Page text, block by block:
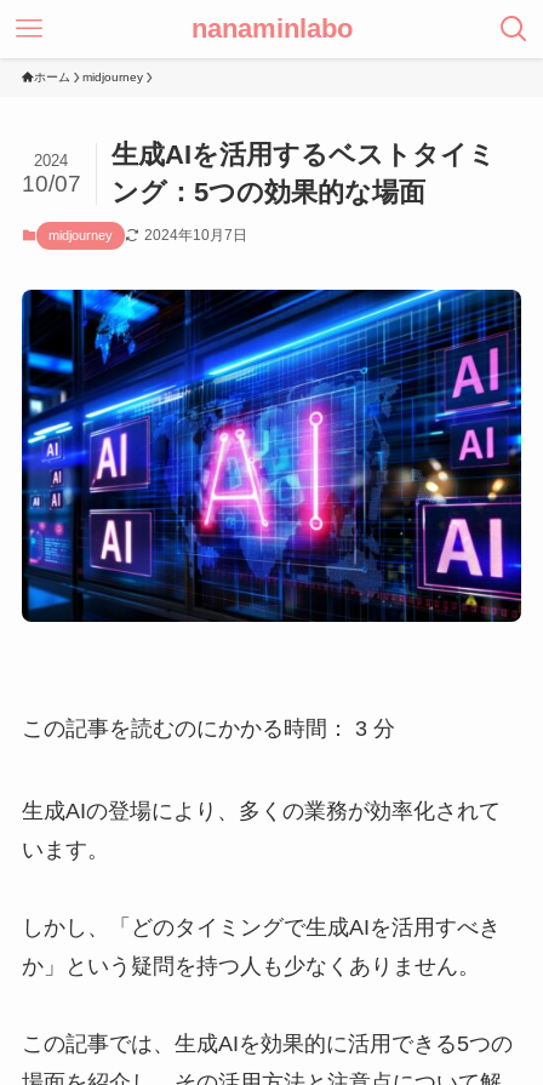
nanaminlabo
ホーム midjourney
生成AIを活用するベストタイミ
ング：5つの効果的な場面
2024
10/07
midjourney 2024年10月7日
この記事を読むのにかかる時間： 3 分
生成AIの登場により、多くの業務が効率化されて
います。
しかし、「どのタイミングで生成AIを活用すべき
か」という疑問を持つ人も少なくありません。
この記事では、生成AIを効果的に活用できる5つの